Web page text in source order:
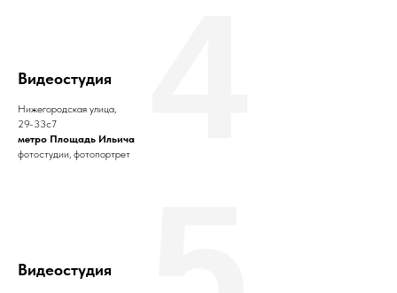
Видеостудия
Нижегородская улица,
29-33с7
метро Площадь Ильича
фотостудии, фотопортрет
Видеостудия